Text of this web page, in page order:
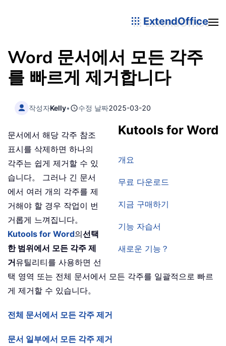
ExtendOffice
Word 문서에서 모든 각주
를 빠르게 제거합니다
작성자Kelly• 수정 날짜2025-03-20
Kutools for Word
개요
무료 다운로드
지금 구매하기
기능 자습서
새로운 기능？
문서에서 해당 각주 참조
표시를 삭제하면 하나의
각주는 쉽게 제거할 수 있
습니다。 그러나 긴 문서
에서 여러 개의 각주를 제
거해야 할 경우 작업이 번
거롭게 느껴집니다。
Kutools for Word의선택
한 범위에서 모든 각주 제
거유틸리티를 사용하면 선
택 영역 또는 전체 문서에서 모든 각주를 일괄적으로 빠르
게 제거할 수 있습니다。
전체 문서에서 모든 각주 제거
문서 일부에서 모든 각주 제거